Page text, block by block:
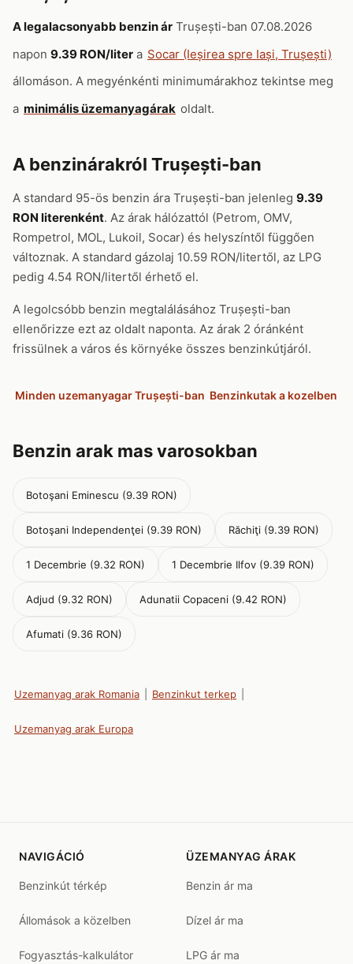
A legalacsonyabb benzin ár Trușești-ban 07.08.2026
napon 9.39 RON/liter a Socar (Ieșirea spre Iași, Trușești)
állomáson. A megyénkénti minimumárakhoz tekintse meg
a minimális üzemanyagárak oldalt.
A benzinárakról Trușești-ban
A standard 95-ös benzin ára Trușești-ban jelenleg 9.39
RON literenként. Az árak hálózattól (Petrom, OMV,
Rompetrol, MOL, Lukoil, Socar) és helyszíntől függően
változnak. A standard gázolaj 10.59 RON/litertől, az LPG
pedig 4.54 RON/litertől érhető el.
A legolcsóbb benzin megtalálásához Trușești-ban
ellenőrizze ezt az oldalt naponta. Az árak 2 óránként
frissülnek a város és környéke összes benzinkútjáról.
Minden uzemanyagar Trușești-ban Benzinkutak a kozelben
Benzin arak mas varosokban
Botoşani Eminescu (9.39 RON)
Botoşani Independenţei (9.39 RON) Răchiţi (9.39 RON)
1 Decembrie (9.32 RON) 1 Decembrie Ilfov (9.39 RON)
Adjud (9.32 RON) Adunatii Copaceni (9.42 RON)
Afumati (9.36 RON)
Uzemanyag arak Romania Benzinkut terkep
Uzemanyag arak Europa
NAVIGÁCIÓ
Benzinkút térkép
Állomások a közelben
Fogyasztás-kalkulátor
ÜZEMANYAG ÁRAK
Benzin ár ma
Dízel ár ma
LPG ár ma